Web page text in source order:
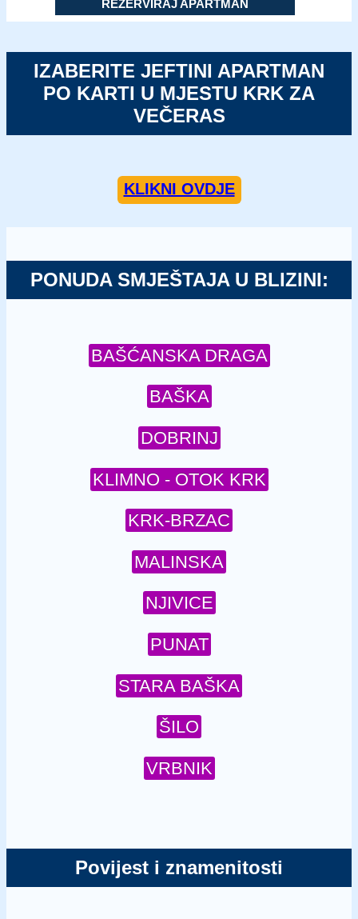
REZERVIRAJ APARTMAN
IZABERITE JEFTINI APARTMAN
PO KARTI U MJESTU KRK ZA
VEČERAS
KLIKNI OVDJE
PONUDA SMJEŠTAJA U BLIZINI:
BAŠĆANSKA DRAGA
BAŠKA
DOBRINJ
KLIMNO - OTOK KRK
KRK-BRZAC
MALINSKA
NJIVICE
PUNAT
STARA BAŠKA
ŠILO
VRBNIK
Povijest i znamenitosti